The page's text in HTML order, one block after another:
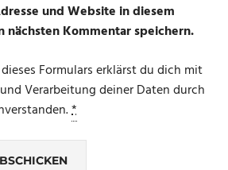
und Website in diesem
nächsten Kommentar speichern.
Formulars erklärst du dich mit
Verarbeitung deiner Daten durch
*